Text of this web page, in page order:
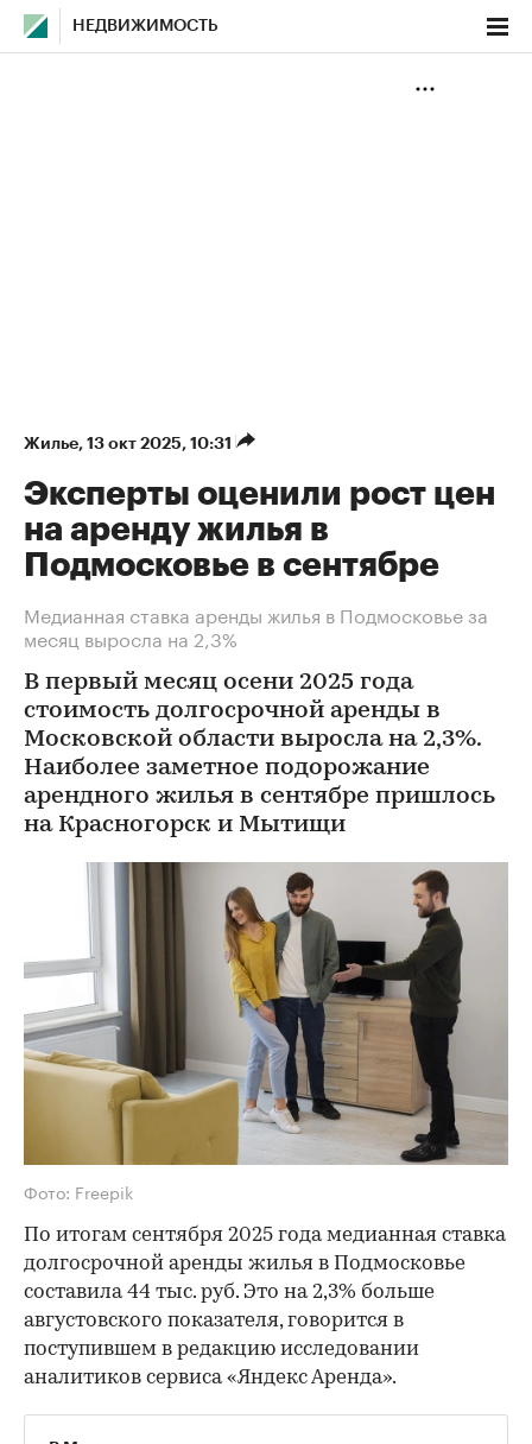
НЕДВИЖИМОСТЬ
Жилье⁠, 13 окт 2025, 10:31
Эксперты оценили рост цен
на аренду жилья в
Подмосковье в сентябре
Медианная ставка аренды жилья в Подмосковье за
месяц выросла на 2,3%
В первый месяц осени 2025 года
стоимость долгосрочной аренды в
Московской области выросла на 2,3%.
Наиболее заметное подорожание
арендного жилья в сентябре пришлось
на Красногорск и Мытищи
Фото: Freepik
По итогам сентября 2025 года медианная ставка
долгосрочной аренды жилья в Подмосковье
составила 44 тыс. руб. Это на 2,3% больше
августовского показателя, говорится в
поступившем в редакцию исследовании
аналитиков сервиса «Яндекс Аренда».